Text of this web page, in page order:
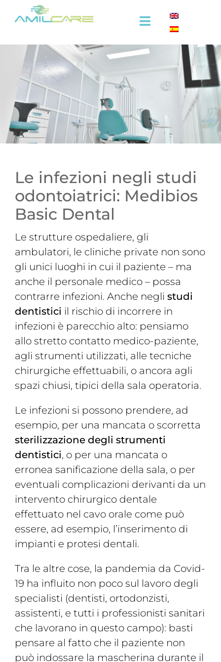
Toggle
Navigation
Azienda
Efficacia
Settore ospitalità
Settore medicale
Video
Magazine
Contatti
Login
Le infezioni negli studi
odontoiatrici: Medibios
Basic Dental
Le strutture ospedaliere, gli
ambulatori, le cliniche private non sono
gli unici luoghi in cui il paziente – ma
anche il personale medico – possa
contrarre infezioni. Anche negli studi
dentistici il rischio di incorrere in
infezioni è parecchio alto: pensiamo
allo stretto contatto medico-paziente,
agli strumenti utilizzati, alle tecniche
chirurgiche effettuabili, o ancora agli
spazi chiusi, tipici della sala operatoria.
Le infezioni si possono prendere, ad
esempio, per una mancata o scorretta
sterilizzazione degli strumenti
dentistici, o per una mancata o
erronea sanificazione della sala, o per
eventuali complicazioni derivanti da un
intervento chirurgico dentale
effettuato nel cavo orale come può
essere, ad esempio, l’inserimento di
impianti e protesi dentali.
Tra le altre cose, la pandemia da Covid-
19 ha influito non poco sul lavoro degli
specialisti (dentisti, ortodonzisti,
assistenti, e tutti i professionisti sanitari
che lavorano in questo campo): basti
pensare al fatto che il paziente non
può indossare la mascherina durante il